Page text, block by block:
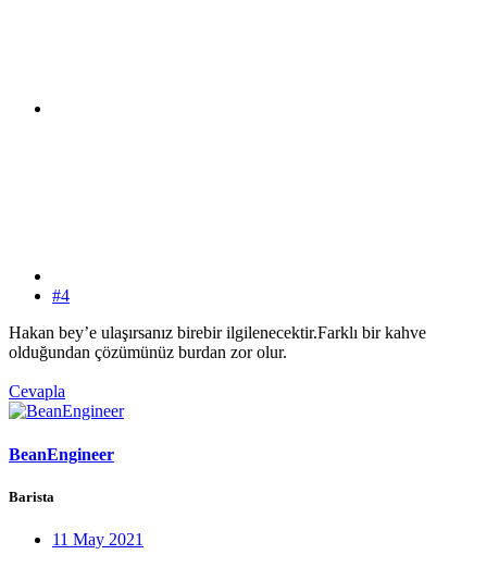
#4
Hakan bey’e ulaşırsanız birebir ilgilenecektir.Farklı bir kahve
olduğundan çözümünüz burdan zor olur.
Cevapla
BeanEngineer
Barista
11 May 2021